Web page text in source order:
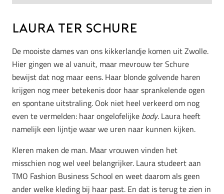
Laura ter Schure
De mooiste dames van ons kikkerlandje komen uit Zwolle.
Hier gingen we al vanuit, maar mevrouw ter Schure
bewijst dat nog maar eens. Haar blonde golvende haren
krijgen nog meer betekenis door haar sprankelende ogen
en spontane uitstraling. Ook niet heel verkeerd om nog
even te vermelden: haar ongelofelijke body. Laura heeft
namelijk een lijntje waar we uren naar kunnen kijken.
Kleren maken de man. Maar vrouwen vinden het
misschien nog wel veel belangrijker. Laura studeert aan
TMO Fashion Business School en weet daarom als geen
ander welke kleding bij haar past. En dat is terug te zien in